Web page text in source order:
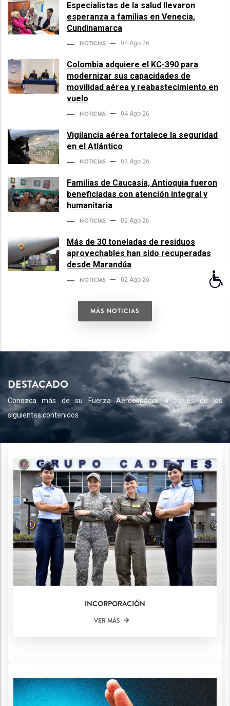
Especialistas de la salud llevaron
esperanza a familias en Venecia,
Cundinamarca
NOTICIAS 04 Ago 26
Colombia adquiere el KC-390 para
modernizar sus capacidades de
movilidad aérea y reabastecimiento en
vuelo
NOTICIAS 04 Ago 26
Vigilancia aérea fortalece la seguridad
en el Atlántico
NOTICIAS 03 Ago 26
Familias de Caucasia, Antioquia fueron
beneficiadas con atención integral y
humanitaria
NOTICIAS 02 Ago 26
Más de 30 toneladas de residuos
aprovechables han sido recuperadas
desde Marandúa
NOTICIAS 02 Ago 26
MÁS NOTICIAS
DESTACADO
Conozca más de su Fuerza Aeroespacial a través de los
siguientes contenidos
INCORPORACIÓN
VER MÁS